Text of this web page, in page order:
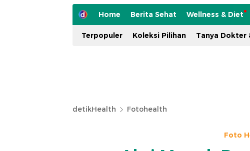
Home Berita Sehat Wellness & Diet
Terpopuler Koleksi Pilihan Tanya Dokter
detikHealth Fotohealth
Foto